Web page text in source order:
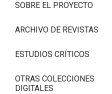
SOBRE EL PROYECTO
ARCHIVO DE REVISTAS
ESTUDIOS CRÍTICOS
OTRAS COLECCIONES
DIGITALES